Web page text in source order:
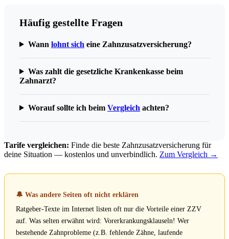
Häufig gestellte Fragen
Wann lohnt sich eine Zahnzusatzversicherung?
Was zahlt die gesetzliche Krankenkasse beim
Zahnarzt?
Worauf sollte ich beim Vergleich achten?
Tarife vergleichen: Finde die beste Zahnzusatzversicherung für
deine Situation — kostenlos und unverbindlich. Zum Vergleich →
🔔 Was andere Seiten oft nicht erklären
Ratgeber-Texte im Internet listen oft nur die Vorteile einer ZZV
auf. Was selten erwähnt wird: Vorerkrankungsklauseln! Wer
bestehende Zahnprobleme (z.B. fehlende Zähne, laufende